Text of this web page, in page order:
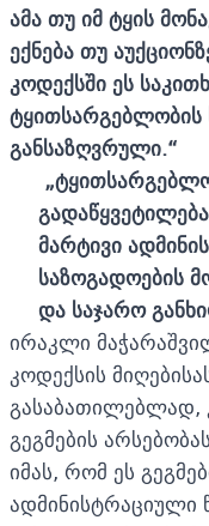
ამა თუ იმ ტყის
ექნება თუ
კოდექსში ეს
ტყითსარგებლობის
განსაზღვრული.“
„
მარტივი
საზოგადოების
და საჯარო
ირაკლი
კოდექსის
გასაბათილებლად,
გეგმების
იმას, რომ ეს
ადმინისტრაციული